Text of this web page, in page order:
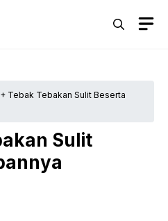
Tebak Tebakan Sulit Beserta
Sulit